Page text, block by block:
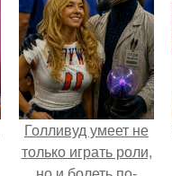
Голливуд умеет не
только играть роли,